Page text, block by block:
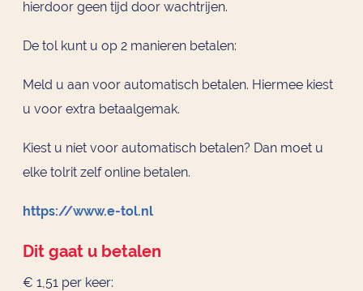
hierdoor geen tijd door wachtrijen.
De tol kunt u op 2 manieren betalen:
Meld u aan voor automatisch betalen. Hiermee kiest
u voor extra betaalgemak.
Kiest u niet voor automatisch betalen? Dan moet u
elke tolrit zelf online betalen.
https://www.e-tol.nl
Dit gaat u betalen
€ 1,51 per keer: